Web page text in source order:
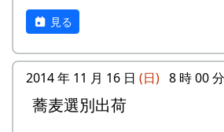
10月15日（日）2000-10-15
穀 ...
脱穀（だっこく）・籾
稲から籾粒だけを取
が籾摺り。収穫した
が、気のせいでしょうか。
NASAのスペースシャトルですら
予定が変わります。ましてや、お
ル」などの作文を含む申し込みア
選考し、10組が選ばれた。
特典として
一から十までプロの指
栽培の米作りが体験でき
見る
2014 年 11 月 16 日 (日) 8 時 00
蕎麦選別出荷